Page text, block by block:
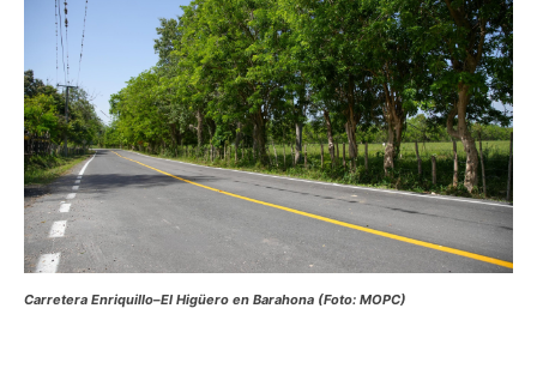
Carretera Enriquillo–El Higüero en Barahona (Foto: MOPC)